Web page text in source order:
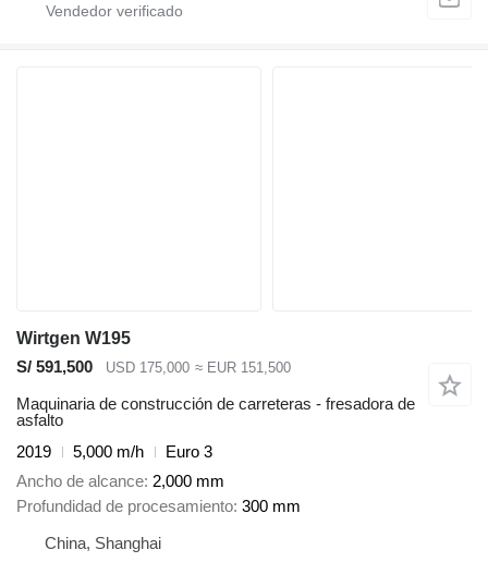
Wirtgen W195
S/ 591,500
USD 175,000 ≈ EUR 151,500
Maquinaria de construcción de carreteras - fresadora de
asfalto
2019
5,000 m/h
Euro 3
Ancho de alcance 2,000 mm
Profundidad de procesamiento 300 mm
China, Shanghai